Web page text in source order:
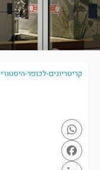
קריטריונים-לכופר-